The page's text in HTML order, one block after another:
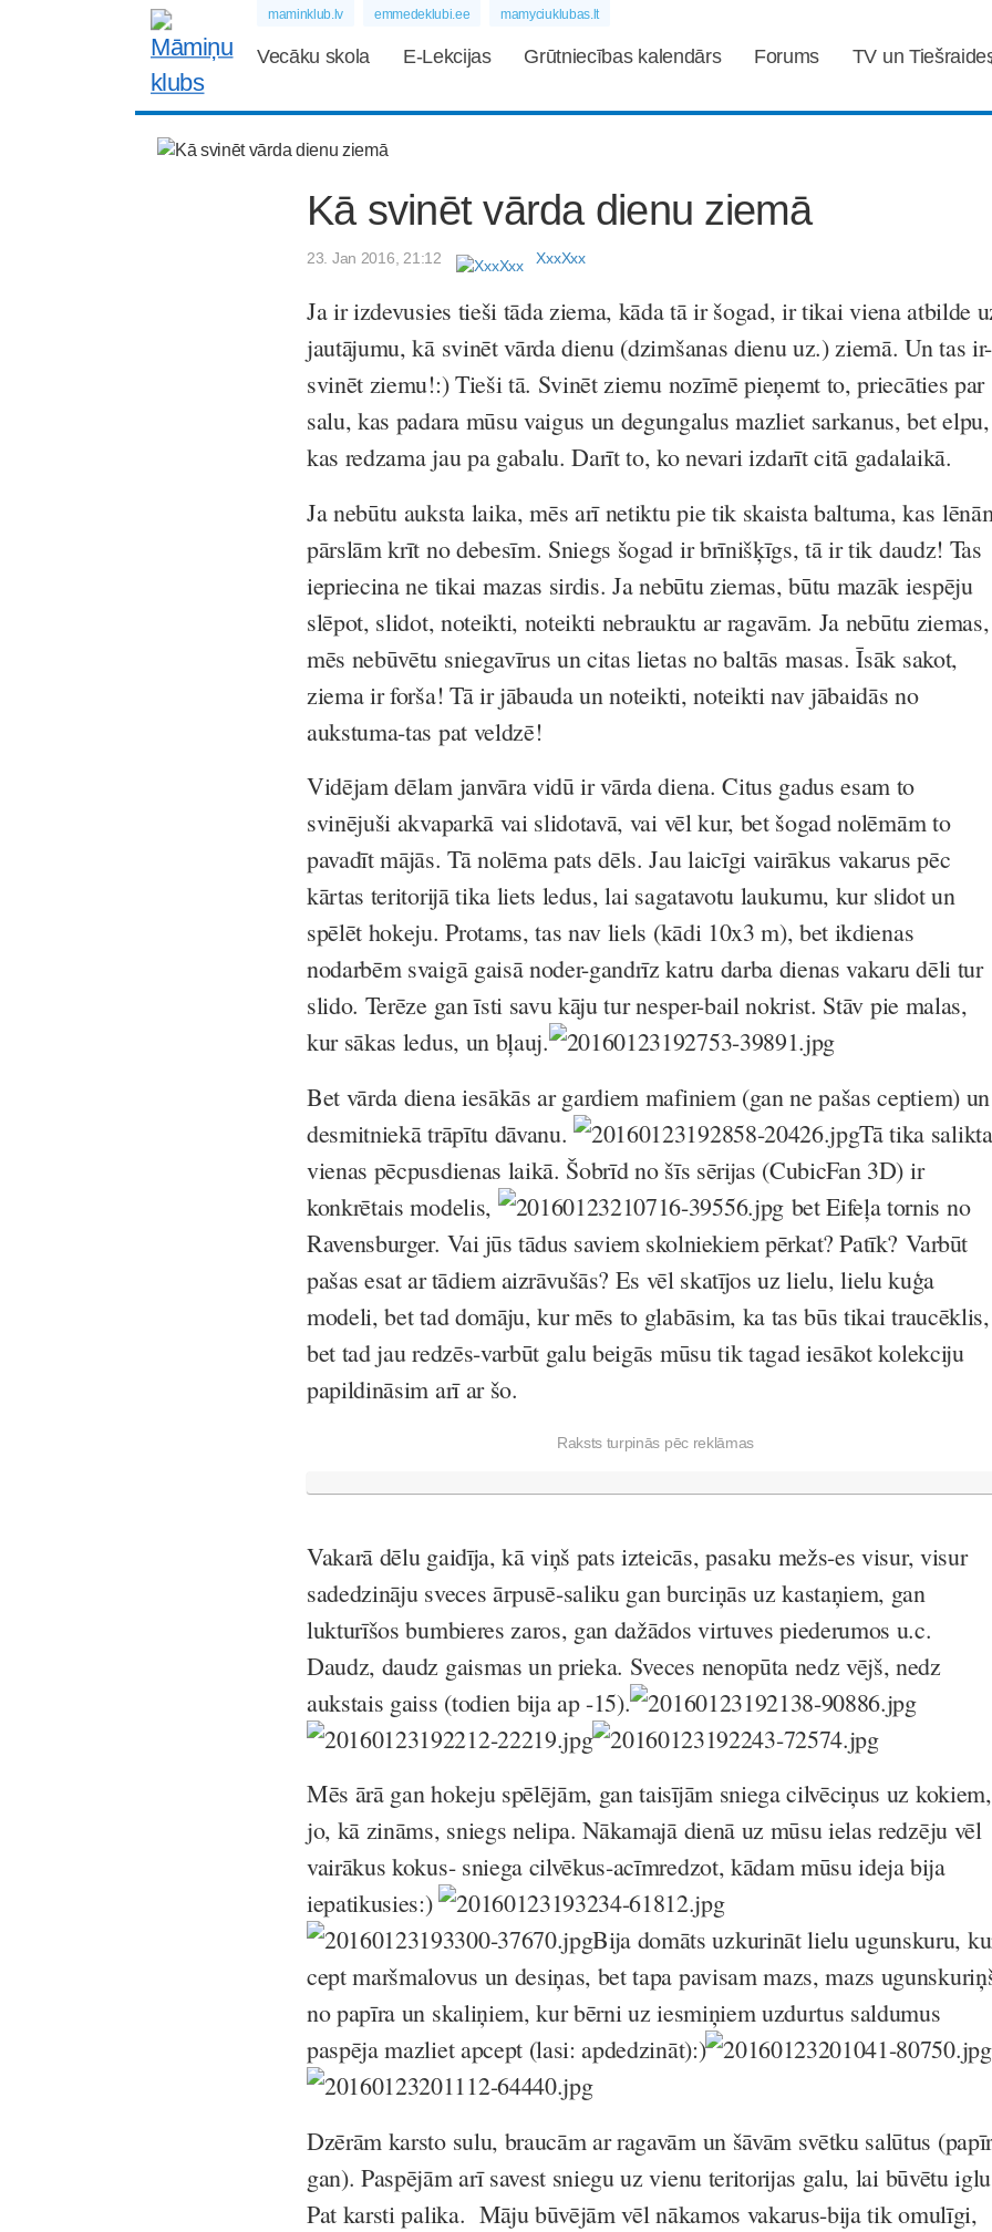
maminklub.lv emmedeklubi.ee mamyciuklubas.lt
Vecāku skola E-Lekcijas Grūtniecības kalendārs Forums TV un
Kā svinēt vārda dienu ziemā
23. Jan 2016, 21:12 XxxXxx
Ja ir izdevusies tieši tāda ziema, kāda tā ir šogad, ir tikai viena atbilde
jautājumu, kā svinēt vārda dienu (dzimšanas dienu uz.) ziemā. Un tas ir-
svinēt ziemu!:) Tieši tā. Svinēt ziemu nozīmē pieņemt to, priecāties par
salu, kas padara mūsu vaigus un degungalus mazliet sarkanus, bet elpu,
kas redzama jau pa gabalu. Darīt to, ko nevari izdarīt citā gadalaikā.
Ja nebūtu auksta laika, mēs arī netiktu pie tik skaista baltuma, kas
pārslām krīt no debesīm. Sniegs šogad ir brīnišķīgs, tā ir tik daudz! Tas
iepriecina ne tikai mazas sirdis. Ja nebūtu ziemas, būtu mazāk iespēju
slēpot, slidot, noteikti, noteikti nebrauktu ar ragavām. Ja nebūtu ziemas,
mēs nebūvētu sniegavīrus un citas lietas no baltās masas. Īsāk sakot,
ziema ir forša! Tā ir jābauda un noteikti, noteikti nav jābaidās no
aukstuma-tas pat veldzē!
Vidējam dēlam janvāra vidū ir vārda diena. Citus gadus esam to
svinējuši akvaparkā vai slidotavā, vai vēl kur, bet šogad nolēmām to
pavadīt mājās. Tā nolēma pats dēls. Jau laicīgi vairākus vakarus pēc
kārtas teritorijā tika liets ledus, lai sagatavotu laukumu, kur slidot un
spēlēt hokeju. Protams, tas nav liels (kādi 10x3 m), bet ikdienas
nodarbēm svaigā gaisā noder-gandrīz katru darba dienas vakaru dēli tur
slido. Terēze gan īsti savu kāju tur nesper-bail nokrist. Stāv pie malas,
kur sākas ledus, un bļauj.
Bet vārda diena iesākās ar gardiem mafiniem (gan ne pašas ceptiem) un
desmitniekā trāpītu dāvanu.
Tā tika salikta
vienas pēcpusdienas laikā. Šobrīd no šīs sērijas (CubicFan 3D) ir
konkrētais modelis,
bet Eifeļa tornis no
Ravensburger. Vai jūs tādus saviem skolniekiem pērkat? Patīk? Varbūt
pašas esat ar tādiem aizrāvušās?Es vēl skatījos uz lielu, lielu kuģa
modeli, bet tad domāju, kur mēs to glabāsim, ka tas būs tikai traucēklis,
bet tad jau redzēs-varbūt galu beigās mūsu tik tagad iesākot kolekciju
papildināsim arī ar šo.
Raksts turpinās pēc reklāmas
Vakarā dēlu gaidīja, kā viņš pats izteicās, pasaku mežs-es visur, visur
sadedzināju sveces ārpusē-saliku gan burciņās uz kastaņiem, gan
lukturīšos bumbieres zaros, gan dažādos virtuves piederumos u.c.
Daudz, daudz gaismas un prieka. Sveces nenopūta nedz vējš, nedz
aukstais gaiss (todien bija ap -15).
Mēs ārā gan hokeju spēlējām, gan taisījām sniega cilvēciņus uz kokiem,
jo, kā zināms, sniegs nelipa. Nākamajā dienā uz mūsu ielas redzēju vēl
vairākus kokus- sniega cilvēkus-acīmredzot, kādam mūsu ideja bija
iepatikusies:)
Bija domāts uzkurināt lielu ugunskuru,
cept maršmalovus un desiņas, bet tapa pavisam mazs, mazs
no papīra un skaliņiem, kur bērni uz iesmiņiem uzdurtus saldumus
paspēja mazliet apcept (lasi: apdedzināt):)
Dzērām karsto sulu, braucām ar ragavām un šāvām svētku salūtus
gan). Paspējām arī savest sniegu uz vienu teritorijas galu, lai būvētu
Pat karsti palika. Māju būvējām vēl nākamos vakarus-bija tik omulīgi,